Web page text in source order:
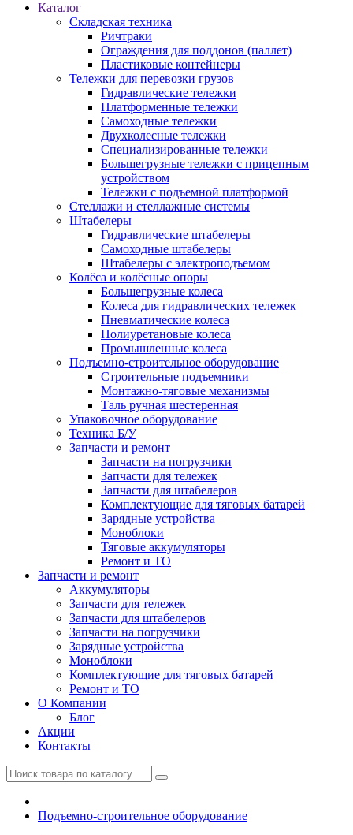
Каталог
Складская техника
Ричтраки
Ограждения для поддонов (паллет)
Пластиковые контейнеры
Тележки для перевозки грузов
Гидравлические тележки
Платформенные тележки
Самоходные тележки
Двухколесные тележки
Специализированные тележки
Большегрузные тележки с прицепным
устройством
Тележки с подъемной платформой
Стеллажи и стеллажные системы
Штабелеры
Гидравлические штабелеры
Самоходные штабелеры
Штабелеры с электроподъемом
Колёса и колёсные опоры
Большегрузные колеса
Колеса для гидравлических тележек
Пневматические колеса
Полиуретановые колеса
Промышленные колеса
Подъемно-строительное оборудование
Строительные подъемники
Монтажно-тяговые механизмы
Таль ручная шестеренная
Упаковочное оборудование
Техника Б/У
Запчасти и ремонт
Запчасти на погрузчики
Запчасти для тележек
Запчасти для штабелеров
Комплектующие для тяговых батарей
Зарядные устройства
Моноблоки
Тяговые аккумуляторы
Ремонт и ТО
Запчасти и ремонт
Аккумуляторы
Запчасти для тележек
Запчасти для штабелеров
Запчасти на погрузчики
Зарядные устройства
Моноблоки
Комплектующие для тяговых батарей
Ремонт и ТО
О Компании
Блог
Акции
Контакты
Подъемно-строительное оборудование